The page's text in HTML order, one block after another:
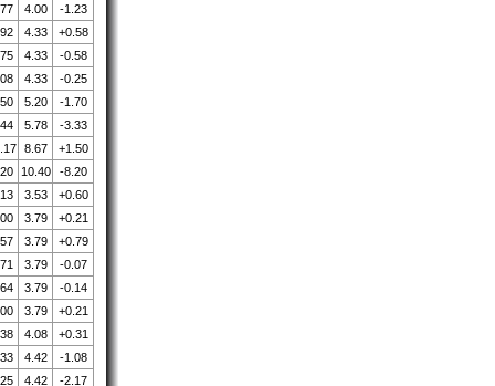
4.00
-1.23
4.33
+0.58
4.33
-0.58
4.33
-0.25
5.20
-1.70
5.78
-3.33
8.67
+1.50
10.40
-8.20
3.53
+0.60
3.79
+0.21
3.79
+0.79
3.79
-0.07
3.79
-0.14
3.79
+0.21
4.08
+0.31
4.42
-1.08
4.42 -2.17